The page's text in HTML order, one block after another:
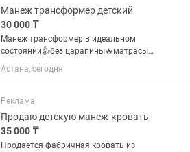
Манеж трансформер детский
30 000 ₸
Манеж трансформер в идеальном
состоянии👍без царапины🔥матрасы
новые
Астана, сегодня
Реклама
Продаю детскую манеж-кровать
35 000 ₸
Продается фабричная кровать из